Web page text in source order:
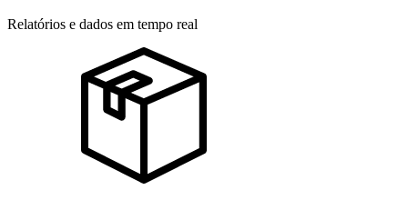
Relatórios e dados em tempo real